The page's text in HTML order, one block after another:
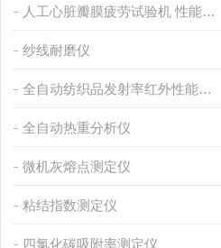
人工心脏瓣膜疲劳试验机 性能稳定
纱线耐磨仪
全自动纺织品发射率红外性能分析
全自动热重分析仪
微机灰熔点测定仪
粘结指数测定仪
四氯化碳吸附率测定仪